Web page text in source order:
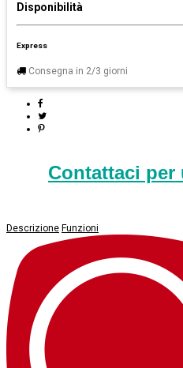
Disponibilità
Express
Consegna in 2/3 giorni
Contattaci per
Descrizione Funzioni